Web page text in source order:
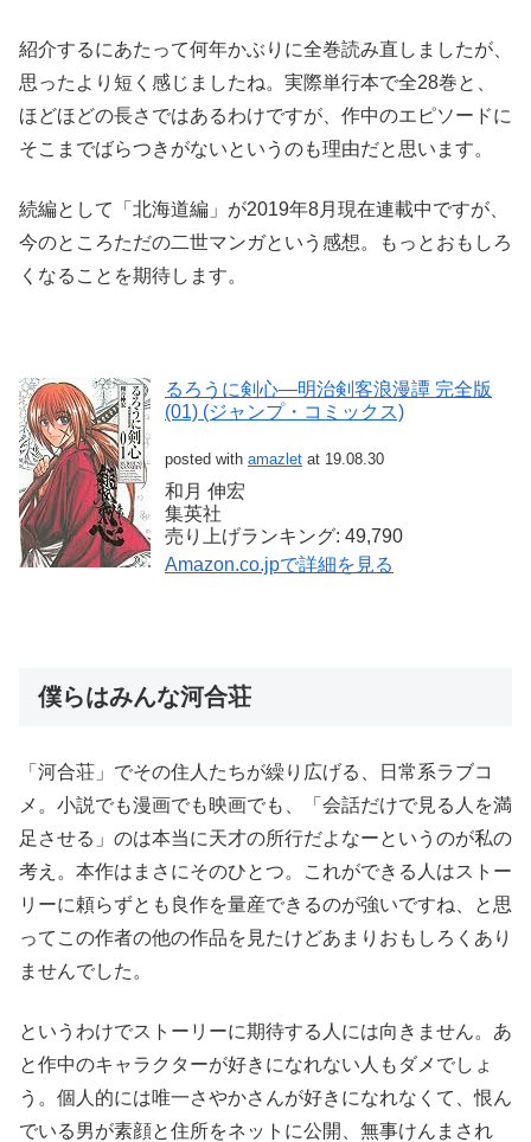
紹介するにあたって何年かぶりに全巻読み直しましたが、
思ったより短く感じましたね。実際単行本で全28巻と、
ほどほどの長さではあるわけですが、作中のエピソードに
そこまでばらつきがないというのも理由だと思います。
続編として「北海道編」が2019年8月現在連載中ですが、
今のところただの二世マンガという感想。もっとおもしろ
くなることを期待します。
るろうに剣心―明治剣客浪漫譚 完全版
(01) (ジャンプ・コミックス)
posted with amazlet at 19.08.30
和月 伸宏
集英社
売り上げランキング: 49,790
Amazon.co.jpで詳細を見る
僕らはみんな河合荘
「河合荘」でその住人たちが繰り広げる、日常系ラブコ
メ。小説でも漫画でも映画でも、「会話だけで見る人を満
足させる」のは本当に天才の所行だよなーというのが私の
考え。本作はまさにそのひとつ。これができる人はストー
リーに頼らずとも良作を量産できるのが強いですね、と思
ってこの作者の他の作品を見たけどあまりおもしろくあり
ませんでした。
というわけでストーリーに期待する人には向きません。あ
と作中のキャラクターが好きになれない人もダメでしょ
う。個人的には唯一さやかさんが好きになれなくて、恨ん
でいる男が素顔と住所をネットに公開、無事けんまされ